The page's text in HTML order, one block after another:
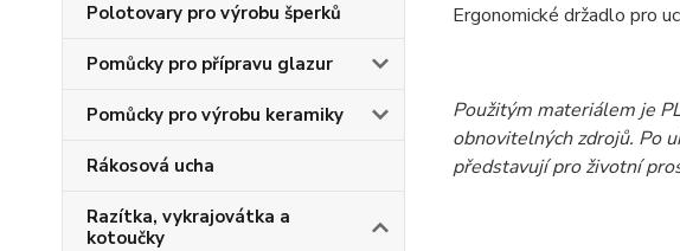
Polotovary pro výrobu šperků
Pomůcky pro přípravu glazur
Pomůcky pro výrobu keramiky
Rákosová ucha
Razítka, vykrajovátka a
kotoučky
Ergonomické držadlo pro
Použitým materiálem je
obnovitelných zdrojů. Po
představují pro životní